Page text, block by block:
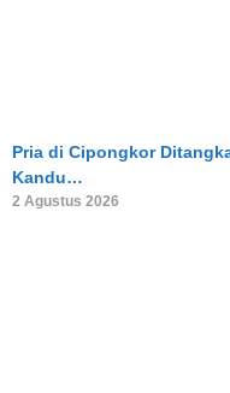
Pria di Cipongkor
Kandu…
2 Agustus 2026